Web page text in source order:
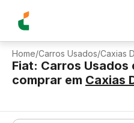
Home/Carros Usados/Caxias
Fiat: Carros Usados
comprar em Caxias